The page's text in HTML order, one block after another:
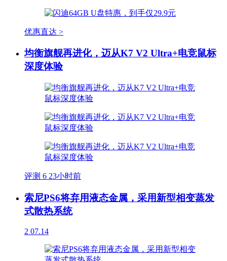
优惠直达 >
均衡旗舰再进化，迈从K7 V2 Ultra+电竞鼠标
深度体验
评测 6 23小时前
索尼PS6将弃用液态金属，采用新型相变蒸发
式散热系统
2 07.14